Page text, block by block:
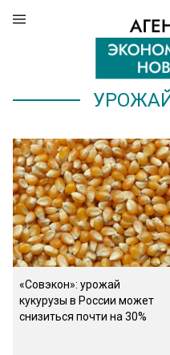
«Совэкон»: урожай
кукурузы в России может
снизиться почти на 30%